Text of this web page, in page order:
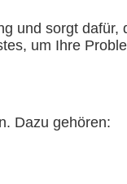
und sorgt dafür,
um Ihre
Dazu gehören: